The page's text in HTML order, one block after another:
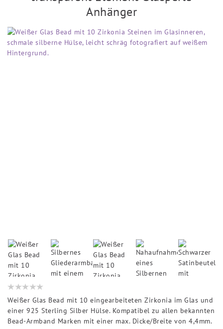
Anhänger
Weißer Glas Bead mit 10 eingearbeiteten Zirkonia im Glas und
einer 925 Sterling Silber Hülse. Kompatibel zu allen bekannten
Bead-Armband Marken mit einer max. Dicke/Breite von 4,4mm.